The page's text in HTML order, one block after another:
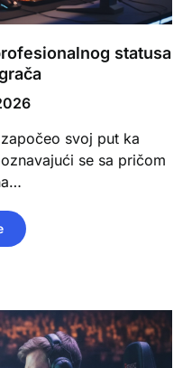
statusa
svoj put ka
se sa pričom